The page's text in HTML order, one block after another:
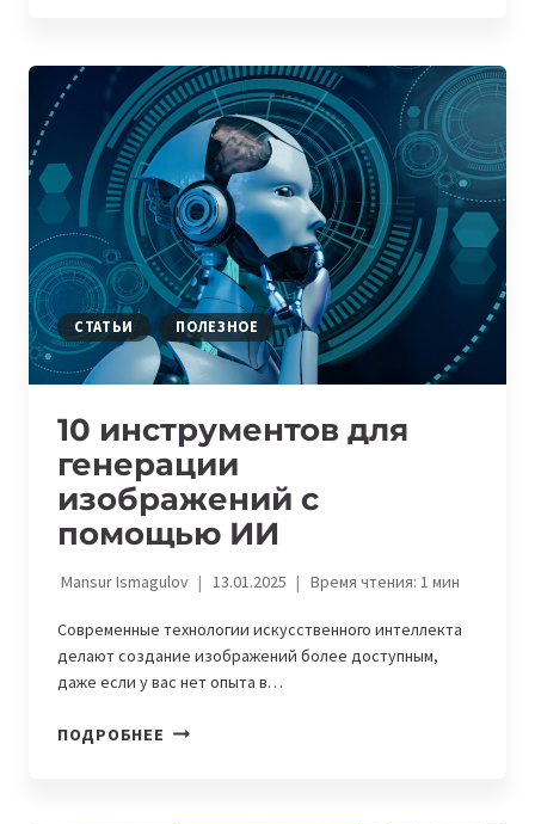
KOOP
TECHNOLOGIES
И
РАЗЛИЧИЯХ
МЕЖДУ
РЫНКАМИ
США
И
УЗБЕКИСТАНА
СТАТЬИ ПОЛЕЗНОЕ
10 инструментов для
генерации
изображений с
помощью ИИ
Mansur Ismagulov 13.01.2025 Время чтения: 1мин
Современные технологии искусственного интеллекта
делают создание изображений более доступным,
даже если у вас нет опыта в…
ПОДРОБНЕЕ 10